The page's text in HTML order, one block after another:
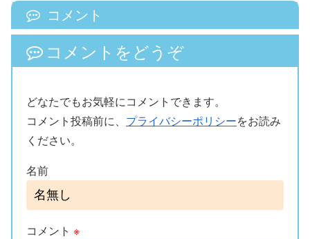
コメント
コメントをどうぞ
どなたでもお気軽にコメントできます。
コメント投稿前に、 プライバシーポリシーをお読み
ください。
名前
コメント ※